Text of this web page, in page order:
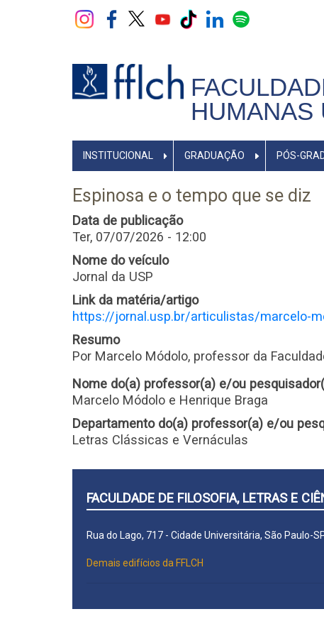
HUMANAS
NAVEGADOR
PRINCIPAL
INSTITUCIONAL GRADUAÇÃO PÓS-
Espinosa e o tempo que se diz
Data de publicação
Ter, 07/07/2026 - 12:00
Nome do veículo
Jornal da USP
Link da matéria/artigo
https://jornal.usp.br/articulistas/marcelo-
Resumo
Por Marcelo Módolo, professor da
Nome do(a) professor(a) e/ou
Marcelo Módolo e Henrique Braga
Departamento do(a) professor(a) e/ou
Letras Clássicas e Vernáculas
FACULDADE DE FILOSOFIA, LETRAS E
Rua do Lago, 717 - Cidade Universitária, São Paulo-
Demais edifícios da FFLCH